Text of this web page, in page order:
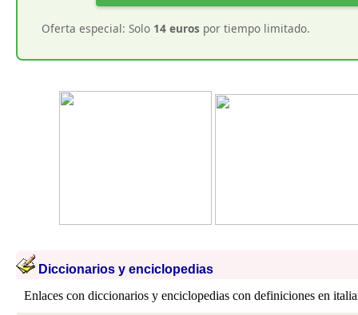
Oferta especial: Solo 14 euros por tiempo limitado.
Diccionarios y enciclopedias
Enlaces con diccionarios y enciclopedias con definiciones en